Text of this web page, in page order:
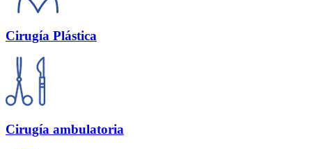
Cirugía Plástica
Cirugía ambulatoria